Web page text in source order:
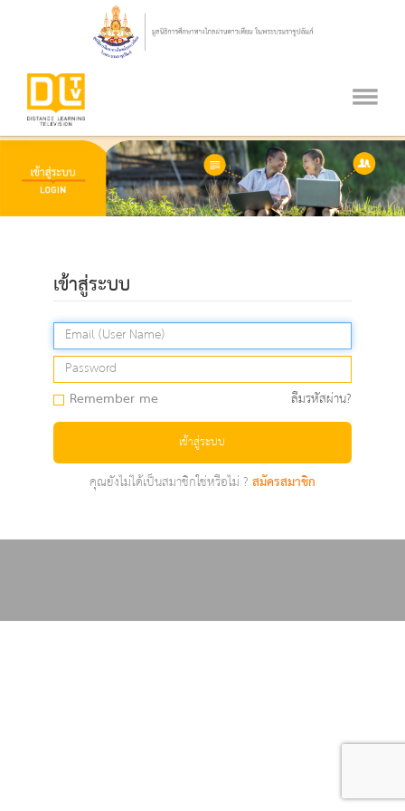
เข้าสู่ระบบ
Remember me ลืมรหัสผ่าน?
เข้าสู่ระบบ
คุณยังไม่ได้เป็นสมาชิกใช่หรือไม่ ?สมัครสมาชิก